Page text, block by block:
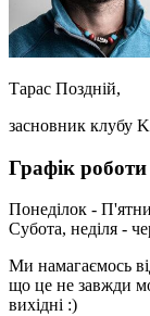
Тарас Поздній,
засновник клубу
Графік роботи
Понеділок -
Субота, неділя -
Ми намагаємось
що це не завжди
вихідні :)